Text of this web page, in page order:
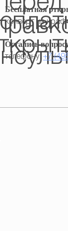
Бесплатная
конверт из
Остались
телефону: +7